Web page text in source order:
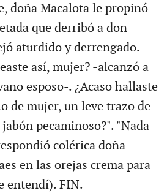
doña Macalota le propinó
que derribó a don
aturdido y derrengado.
así, mujer? -alcanzó a
esposo-. ¿Acaso hallaste
de mujer, un leve trazo de
pecaminoso?". "Nada
colérica doña
en las orejas crema para
entendí). FIN.